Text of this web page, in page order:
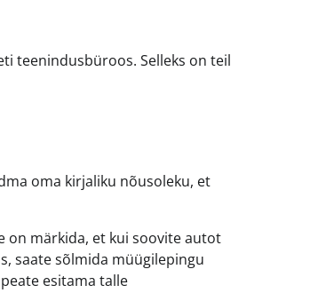
teenindusbüroos. Selleks on teil
oma kirjaliku nõusoleku, et
on märkida, et kui soovite autot
saate sõlmida müügilepingu
esitama talle